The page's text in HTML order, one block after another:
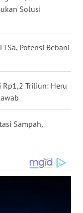
Solusi
Potensi Bebani
Rp1,2 Triliun: Heru
Sampah,